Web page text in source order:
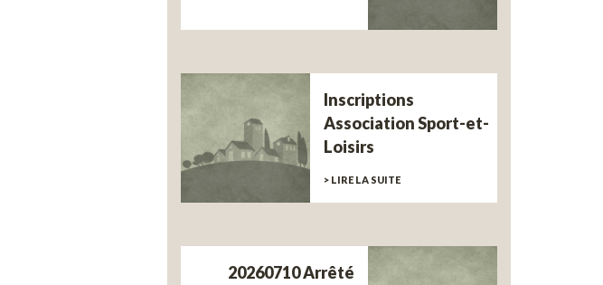
Inscriptions
Association Sport-et-
Loisirs
> LIRE LA SUITE
20260710 Arrêté